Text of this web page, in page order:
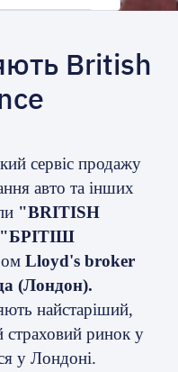
British
сервіс продажу
авто та інших
"BRITISH
"БPITIШ
Lloyd's broker
(Лондон).
ють найстаріший,
страховий ринок у
у Лондоні.